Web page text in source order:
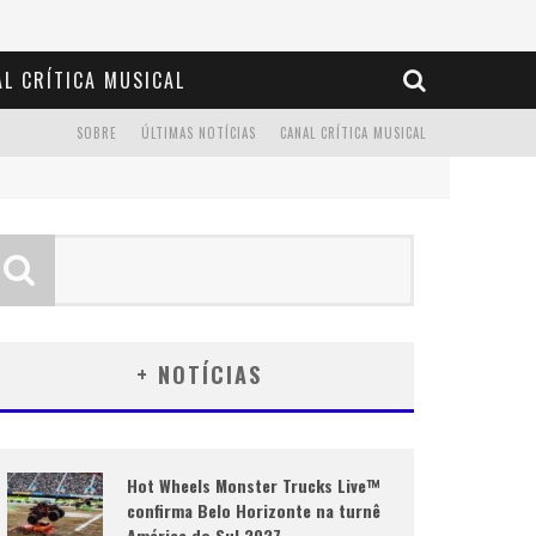
CRÍTICA MUSICAL
CANAL CRÍTICA MUSICAL
ÚLTIMAS NOTÍCIAS
SOBRE
+ NOTÍCIAS
Hot Wheels Monster Trucks Live™
confirma Belo Horizonte na turnê